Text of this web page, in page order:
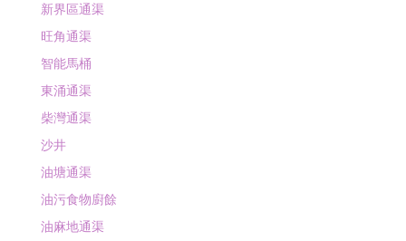
新界區通渠
旺角通渠
智能馬桶
東涌通渠
柴灣通渠
沙井
油塘通渠
油污食物廚餘
油麻地通渠